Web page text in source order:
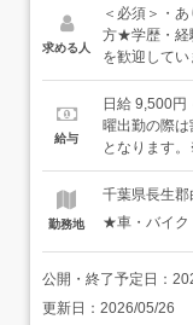
ら、さまざ
ばん／金属
物を動かし
イス盤（大
製缶溶接（
一部、手加
学びます。
源の入れ方
手順書」と
覚えていき
工具の交換な
数ヶ月で、金
求める人
＜必須＞・
方★学歴・経
を歓迎して
ど、一から
募ください
盤、マシニン
立など関連
働きたい」と
給与
日給 9,500円
曜出勤の際
となります
齢、能力な
場合は、日給
て決定）＜
歳、入社1
時間）月収
業月27時間
勤、残業月
勤務地
千葉県長生
★車・バイク
公開・終了予定日：
更新日： 2026/05/26